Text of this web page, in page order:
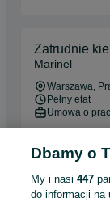
Zatrudnie
Marinel
Warszawa,
Pełny etat
Umowa o
Zasięg
Dbamy o
My i nasi447
do informacji na